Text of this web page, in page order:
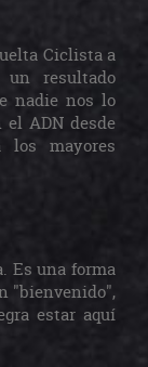
Ciclista a
resultado
nadie nos lo
ADN desde
los mayores
Es una forma
"bienvenido",
estar aquí